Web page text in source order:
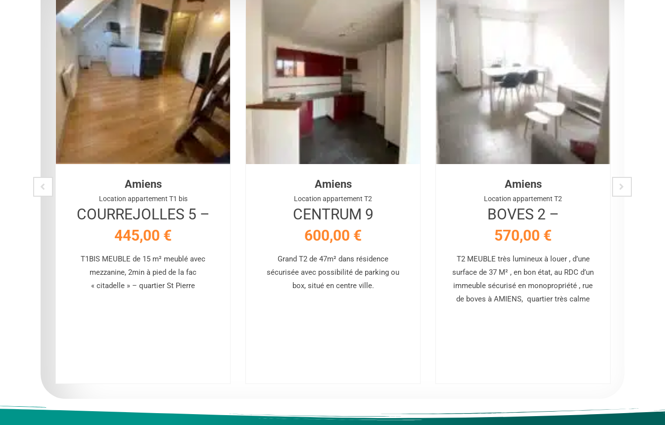
Amiens
Location appartement T1 bis
COURREJOLLES 5 –
445,00 €
T1BIS MEUBLE de 15 m² meublé avec
mezzanine, 2min à pied de la fac
« citadelle » – quartier St Pierre
Amiens
Location appartement T2
CENTRUM 9
600,00 €
Grand T2 de 47m² dans résidence
sécurisée avec possibilité de parking ou
box, situé en centre ville.
Amiens
Location appartement T2
BOVES 2 –
570,00 €
T2 MEUBLE très lumineux à louer , d’une
surface de 37 M² , en bon état, au RDC d’un
immeuble sécurisé en monopropriété , rue
de boves à AMIENS, quartier très calme